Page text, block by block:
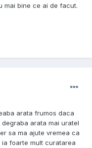
mai bine ce ai de facut.
arata frumos daca
arata mai uratel
sa ma ajute vremea ca
foarte mult curatarea